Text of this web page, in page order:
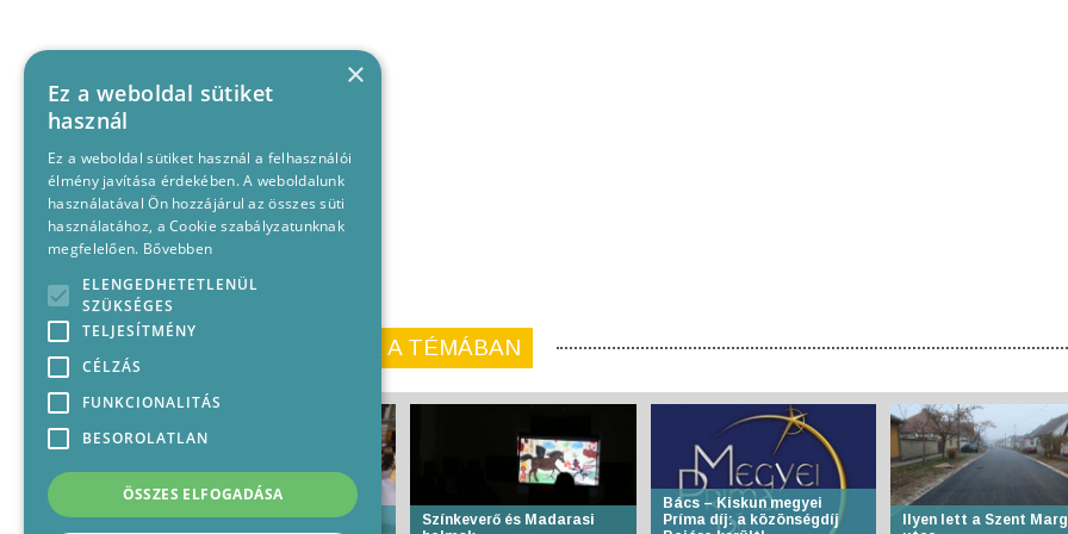
KORÁBBI CIKKEINK A TÉMÁBAN
Szalagot avattak az
Színkeverő és Madarasi
Bács – Kiskun megyei
Príma díj: a közönségdíj
Ilyen lett a Szent
×
Ez a weboldal sütiket
használ
Ez a weboldal sütiket használ a felhasználói
élmény javítása érdekében. A weboldalunk
használatával Ön hozzájárul az összes süti
használatához, a Cookie szabályzatunknak
megfelelően. Bővebben
ELENGEDHETETLENÜL
SZÜKSÉGES
TELJESÍTMÉNY
CÉLZÁS
FUNKCIONALITÁS
BESOROLATLAN
ÖSSZES ELFOGADÁSA